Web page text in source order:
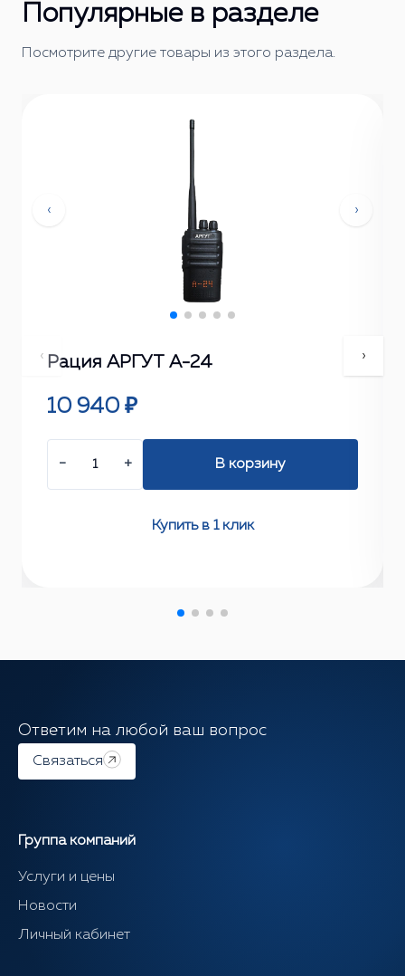
Популярные в разделе
Посмотрите другие товары из этого раздела.
‹ ›
Рация АРГУТ А-24
10 940 ₽
− + В корзину
Купить в 1 клик
‹ ›
Ответим на любой ваш вопрос
Связаться
Группа компаний
Услуги и цены
Новости
Личный кабинет